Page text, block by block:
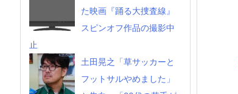
た映画『踊る大捜査線』
スピンオフ作品の撮影中
止
土田晃之「草サッカーと
フットサルやめました」